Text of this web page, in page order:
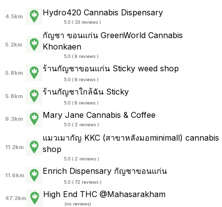
4.5km Hydro420 Cannabis Dispensary
5.0 ( 33 reviews )
5.2km
กัญชา ขอนแก่น GreenWorld Cannabis
Khonkaen
5.0 ( 8 reviews )
5.8km ร้านกัญชาขอนแก่น Sticky weed shop
5.0 ( 6 reviews )
5.8km ร้านกัญชาใกล้ฉัน Sticky
5.0 ( 8 reviews )
9.3km Mary Jane Cannabis & Coffee
5.0 ( 2 reviews )
11.2km
แมวเมากัญ KKC (สาขาหลังมอminimall) cannabis
shop
5.0 ( 2 reviews )
11.6km Enrich Dispensary กัญชาขอนแก่น
5.0 ( 72 reviews )
47.2km High End THC @Mahasarakham
(no reviews)